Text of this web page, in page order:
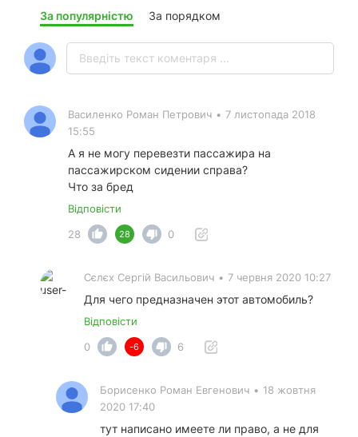
За популярністю За порядком
Василенко Роман Петрович • 7 листопада 2018
15:55
А я не могу перевезти пассажира на
пассажирском сидении справа?
Что за бред
Відповісти
28
28 0
Сєлєх Сергій Васильович • 7 червня 2020 10:27
Для чего предназначен этот автомобиль?
Відповісти
0
-6 6
Борисенко Роман Евгенович • 18 жовтня
2020 17:40
тут написано имеете ли право, а не для